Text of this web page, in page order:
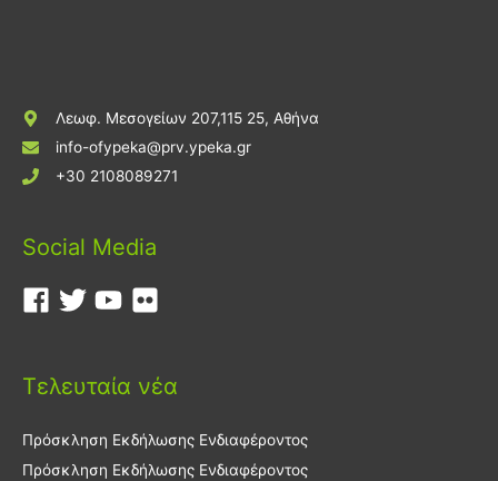
Λεωφ. Μεσογείων 207,115 25, Αθήνα
info-ofypeka@prv.ypeka.gr
+30 2108089271
Social Media
Τελευταία νέα
Πρόσκληση Εκδήλωσης Ενδιαφέροντος
Πρόσκληση Εκδήλωσης Ενδιαφέροντος